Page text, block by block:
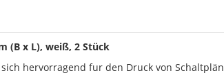
(B x L), weiß, 2 Stück
hervorragend fur den Druck von